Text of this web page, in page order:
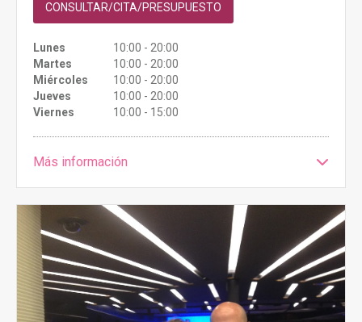
CONSULTAR/CITA/PRESUPUESTO
Lunes
10:00 - 20:00
Martes
10:00 - 20:00
Miércoles
10:00 - 20:00
Jueves
10:00 - 20:00
Viernes
10:00 - 15:00
Más información